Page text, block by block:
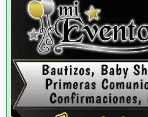
Agencias de Colocación
Agencias de Modelos
Agencias de Publicidad